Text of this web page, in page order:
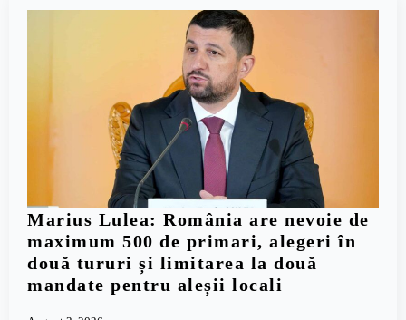
Marius Lulea: România are nevoie de
maximum 500 de primari, alegeri în
două tururi și limitarea la două
mandate pentru aleșii locali